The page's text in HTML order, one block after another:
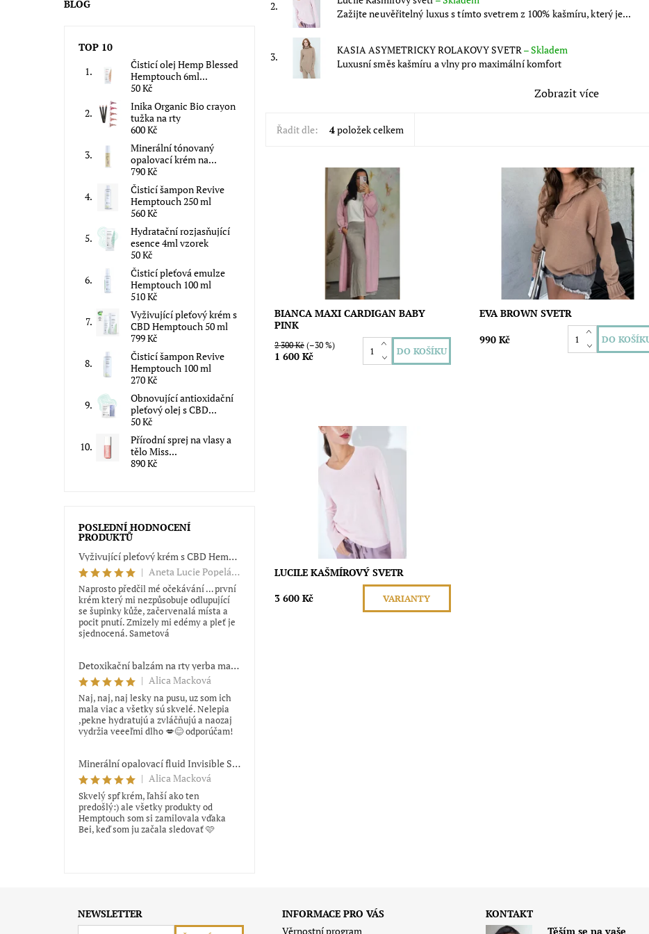
2.
Zažijte neuvěřitelný luxus s tímto svetrem z 100% kašmíru, který je...
3. KASIA ASYMETRICKY ROLAKOVY SVETR–Skladem
Luxusní směs kašmíru a vlny pro maximální komfort
Zobrazit více
Řadit dle: 4položek celkem
Materiál: 50% Polyacrilic, 11%
Poliamidic, 10% Mohair, 20% Wool, 9%
Viscosa Typ materiálu: hřejivý, lehký a
prodyšný, měkký a luxusní Země...
Dostupnost:
Skladem
BIANCA MAXI CARDIGAN BABY
PINK
2 300 Kč (–30 %)
1 600 Kč
Svetr s límečkem na zip je ideální volbou
pro každodenní outfit, který působí
ležérně, ale zároveň elegantně. Materiál
: 100% Umělá...
Dostupnost:
Skladem
Gravitas
EVA BROWN SVETR
990 Kč
Zažijte neuvěřitelný luxus s tímto
svetrem z 100% kašmíru, který je
nepostradatelným kouskem pro chladné
LUCILE KAŠMÍROVÝ SVETR
3 600 Kč
VARIANTY
BLOG
TOP 10
Čisticí olej Hemp Blessed
Hemptouch 6ml...
50 Kč
Inika Organic Bio crayon
tužka na rty
600 Kč
Minerální tónovaný
opalovací krém na...
790 Kč
Čisticí šampon Revive
Hemptouch 250 ml
560 Kč
Hydratační rozjasňující
esence 4ml vzorek
50 Kč
Čisticí pleťová emulze
Hemptouch 100 ml
510 Kč
Vyživující pleťový krém s
CBD Hemptouch 50 ml
799 Kč
Čisticí šampon Revive
Hemptouch 100 ml
270 Kč
Obnovující antioxidační
pleťový olej s CBD...
50 Kč
Přírodní sprej na vlasy a
tělo Miss...
890 Kč
POSLEDNÍ HODNOCENÍ
PRODUKTŮ
Vyživující pleťový krém s CBD Hemptouch 50 ml
|
Aneta Lucie Popeláková
Naprosto předčil mé očekávání … první
krém který mi nezpůsobuje odlupující
se šupinky kůže, začervenalá místa a
pocit pnutí. Zmizely mi edémy a pleť je
sjednocená. Sametová
Detoxikační balzám na rty yerba maté Trew Cosmetics
| Alica Macková
Naj, naj, naj lesky na pusu, uz som ich
mala viac a všetky sú skvelé. Nelepia
,pekne hydratujú a zvláčňujú a naozaj
vydržia veeeľmi dlho 💋😊 odporúčam!
Minerální opalovací fluid Invisible SPF 50 Hemptouch 50 ml
| Alica Macková
Skvelý spf krém, ľahší ako ten
predošlý:) ale všetky produkty od
Hemptouch som si zamilovala vďaka
Bei, keď som ju začala sledovať 🩷
NEWSLETTER
INFORMACE PRO VÁS
Věrnostní program
KONTAKT
Těším se na vaše